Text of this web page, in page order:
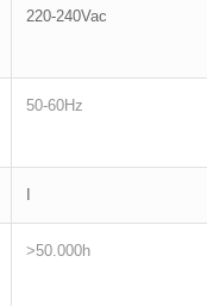
220-240Vac
50-60Hz
>50.000h